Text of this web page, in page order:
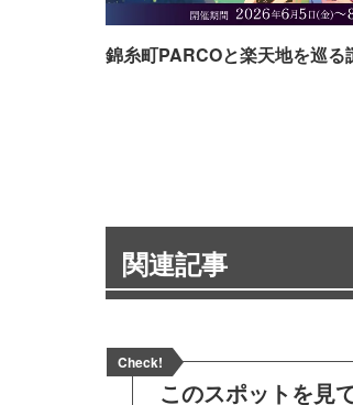
錦糸町PARCOと楽天地を巡る
関連記事
Check!
このスポットを見